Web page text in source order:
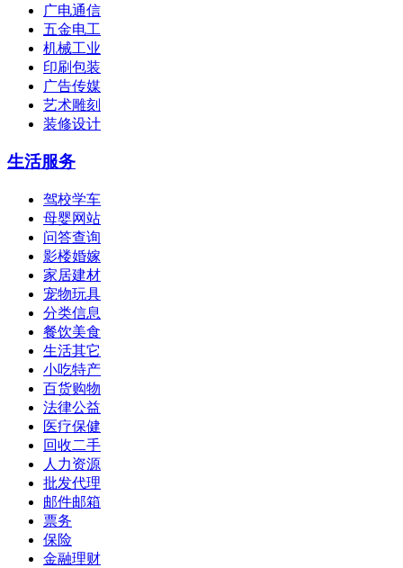
广电通信
五金电工
机械工业
印刷包装
广告传媒
艺术雕刻
装修设计
生活服务
驾校学车
母婴网站
问答查询
影楼婚嫁
家居建材
宠物玩具
分类信息
餐饮美食
生活其它
小吃特产
百货购物
法律公益
医疗保健
回收二手
人力资源
批发代理
邮件邮箱
票务
保险
金融理财